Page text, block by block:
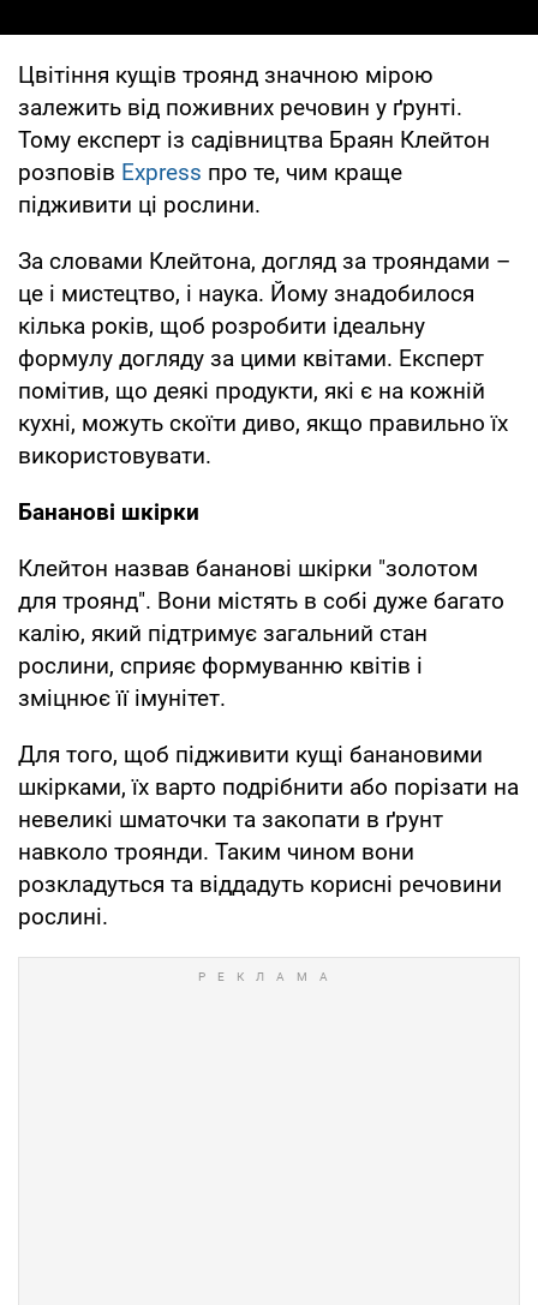
Цвітіння кущів троянд значною мірою
залежить від поживних речовин у ґрунті.
Тому експерт із садівництва Браян Клейтон
розповів Еxpress про те, чим краще
підживити ці рослини.
За словами Клейтона, догляд за трояндами –
це і мистецтво, і наука. Йому знадобилося
кілька років, щоб розробити ідеальну
формулу догляду за цими квітами. Експерт
помітив, що деякі продукти, які є на кожній
кухні, можуть скоїти диво, якщо правильно їх
використовувати.
Бананові шкірки
Клейтон назвав бананові шкірки "золотом
для троянд". Вони містять в собі дуже багато
калію, який підтримує загальний стан
рослини, сприяє формуванню квітів і
зміцнює її імунітет.
Для того, щоб підживити кущі банановими
шкірками, їх варто подрібнити або порізати на
невеликі шматочки та закопати в ґрунт
навколо троянди. Таким чином вони
розкладуться та віддадуть корисні речовини
рослині.